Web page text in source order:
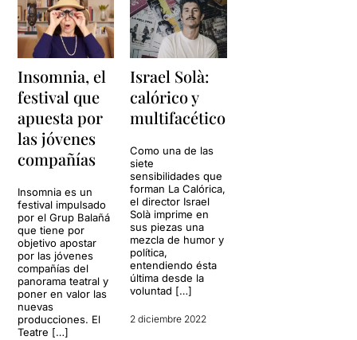
Insomnia, el
festival que
apuesta por
las jóvenes
compañías
Insomnia es un
festival impulsado
por el Grup Balañá
que tiene por
objetivo apostar
por las jóvenes
compañías del
panorama teatral y
poner en valor las
nuevas
producciones. El
Teatre […]
Israel Solà:
calórico y
multifacético
Como una de las
siete
sensibilidades que
forman La Calórica,
el director Israel
Solà imprime en
sus piezas una
mezcla de humor y
política,
entendiendo ésta
última desde la
voluntad […]
2 diciembre 2022